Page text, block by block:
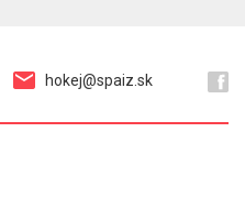
hokej@spaiz.sk